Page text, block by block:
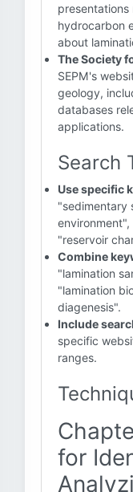
hydrocarbon
about
The Society
SEPM's
geology,
databases
applications.
Search
Use specific
"sedimentary
"reservoir
Combine
"lamination
"lamination
diagenesis".
Include
specific
ranges.
for